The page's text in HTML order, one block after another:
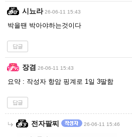
시뇨라 26-06-11 15:43
박을땐 박아야하는것이다
답글
장겸 26-06-11 15:43
요약 : 작성자 항암 핑계로 1일 3딸함
답글
전자팔찌 26-06-11 15:46